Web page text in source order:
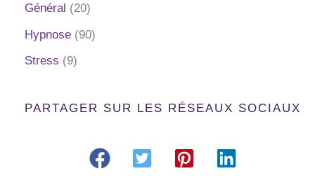
Général (20)
Hypnose (90)
Stress (9)
PARTAGER SUR LES RÉSEAUX SOCIAUX